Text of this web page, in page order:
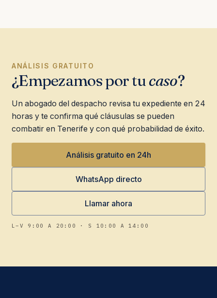
ANÁLISIS GRATUITO
¿Empezamos por tucaso?
Un abogado del despacho revisa tu expediente en 24
horas y te confirma qué cláusulas se pueden
combatir en Tenerife y con qué probabilidad de éxito.
Análisis gratuito en 24h
WhatsApp directo
Llamar ahora
L–V 9:00 A 20:00 · S 10:00 A 14:00